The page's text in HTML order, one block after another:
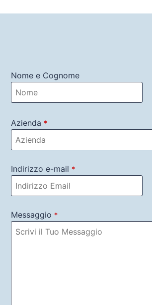
Nome e Cognome
Azienda *
Indirizzo e-mail *
Messaggio *